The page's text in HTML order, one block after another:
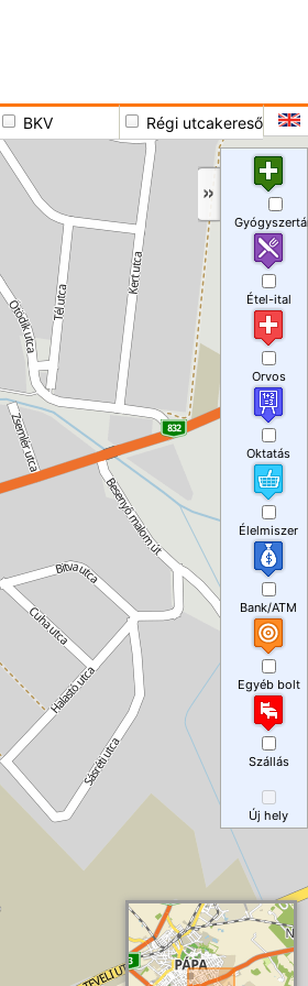
BKV Régi utcakereső
Étel-ital
Orvos
Oktatás
Élelmiszer
Bank/ATM
Egyéb bolt
Szállás
Új hely